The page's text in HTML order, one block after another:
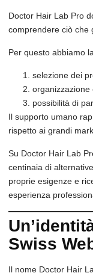
Doctor Hair Lab Pro
comprendere ciò che
Per questo abbiamo
selezione dei
organizzazione
possibilità di
Il supporto umano
rispetto ai grandi
Su Doctor Hair Lab
centinaia di
proprie esigenze e
esperienza
Swiss
Il nome Doctor Hair